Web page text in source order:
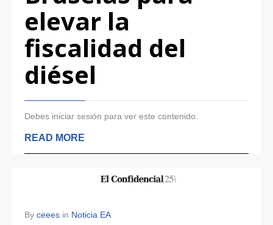
elevar la
fiscalidad del
diésel
Debes iniciar sesión para ver este contenido.
READ MORE
By ceees in Noticia EA